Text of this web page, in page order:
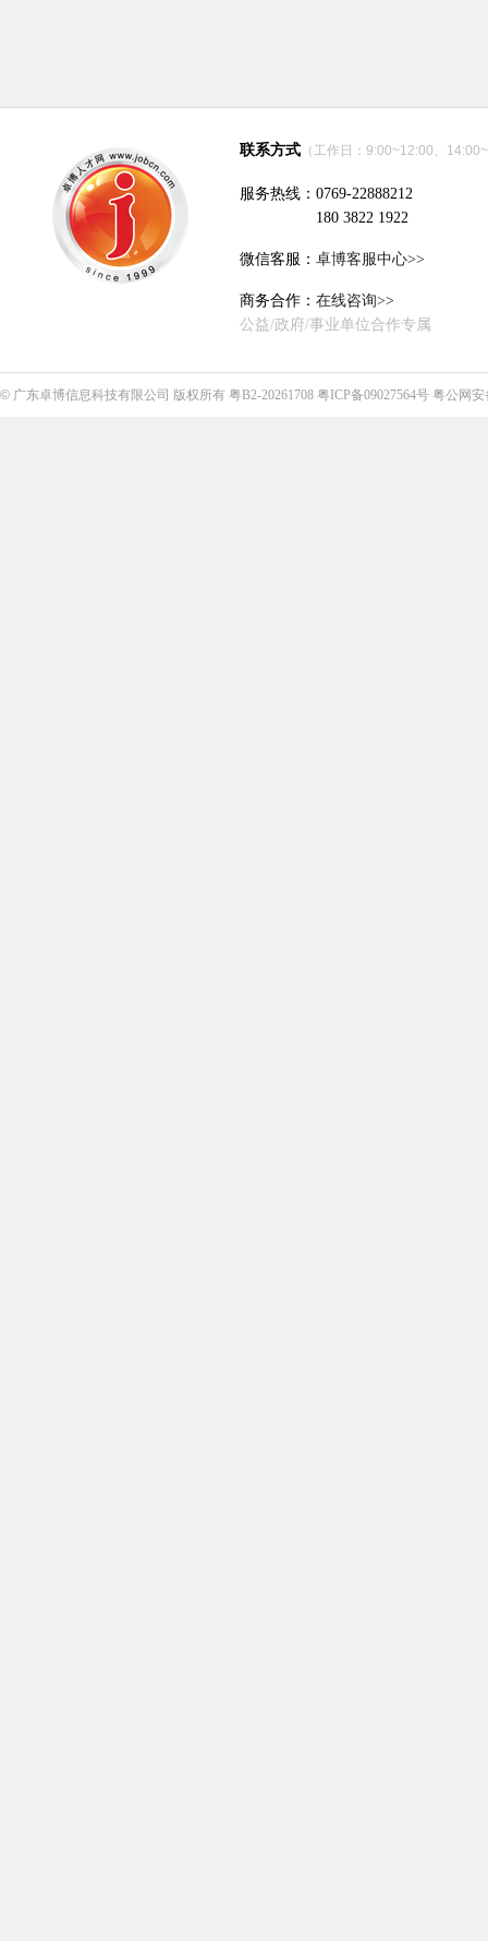
联系方式 （工作日：9:00~12:00、
服务热线：0769-22888212
180 3822 1922
微信客服： 卓博客服中心>>
商务合作： 在线咨询>>
公益/政府/事业单位合作专属
© 广东卓博信息科技有限公司 版权所有 粤B2-20261708 粤ICP备09027564号 粤公网安